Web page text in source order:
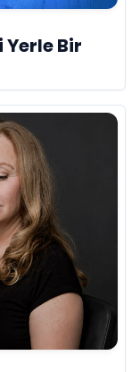
Bir